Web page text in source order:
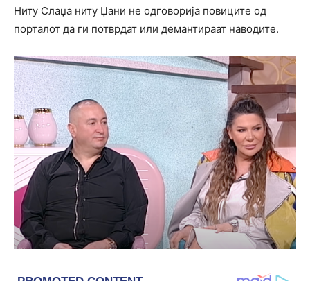
Ниту Слаџа ниту Џани не одговорија повиците од
порталот да ги потврдат или демантираат наводите.